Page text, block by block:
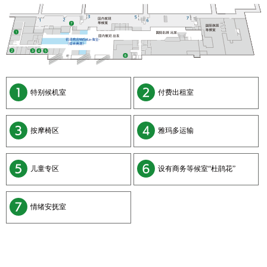
特别候机室 付费出租室
按摩椅区 雅玛多运输
儿童专区 设有商务等候室“杜鹃花”
情绪安抚室